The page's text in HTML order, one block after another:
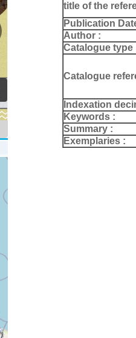
title of the
Publication
Author :
Catalogue type
Catalogue
Indexation
Keywords :
Summary :
Exemplaries :